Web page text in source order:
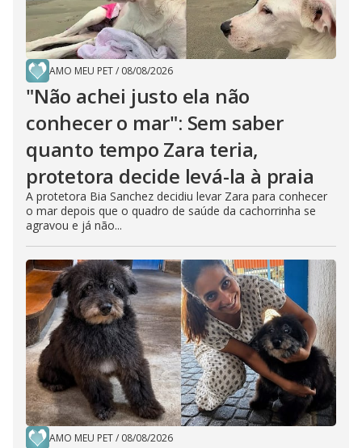
AMO MEU PET/ 08/08/2026
"Não achei justo ela não
conhecer o mar": Sem saber
quanto tempo Zara teria,
protetora decide levá-la à praia
A protetora Bia Sanchez decidiu levar Zara para conhecer
o mar depois que o quadro de saúde da cachorrinha se
agravou e já não...
AMO MEU PET/ 08/08/2026